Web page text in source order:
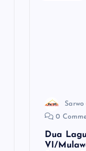
Sarwo
0
Dua
VI/